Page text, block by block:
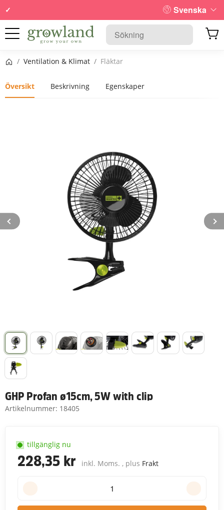
Svenska
Startsida
/ Ventilation & Klimat / Fläktar
Översikt Beskrivning Egenskaper
GHP Profan ø15cm, 5W with clip
Artikelnummer: 18405
228,35 kr inkl. Moms. , plus Frakt
tillgänglig nu